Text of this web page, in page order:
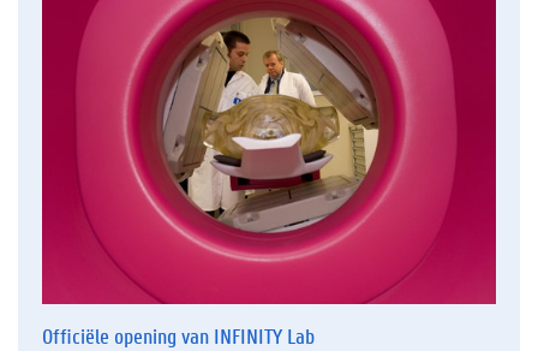
Officiële opening van INFINITY Lab